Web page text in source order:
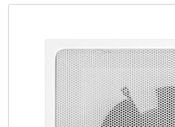
[디퓨저]
DH-Dampers
[댐퍼]
Grilles and
[그릴, 루버]